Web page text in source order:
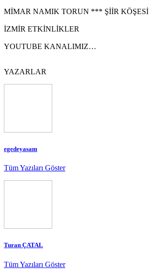
MİMAR NAMIK TORUN *** ŞİİR KÖŞESİ
İZMİR ETKİNLİKLER
YOUTUBE KANALIMIZ…
YAZARLAR
egedeyasam
Tüm Yazıları Göster
Turan ÇATAL
Tüm Yazıları Göster